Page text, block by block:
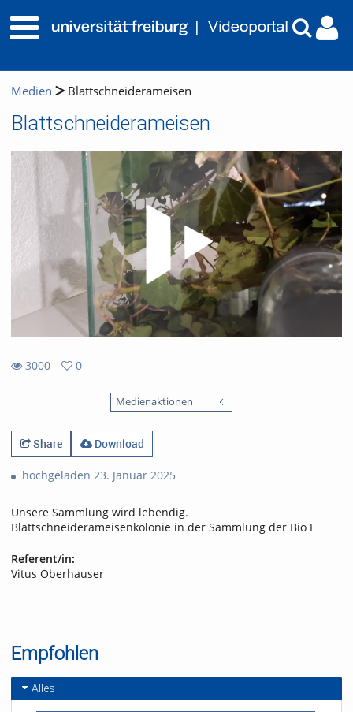
Medien Blattschneiderameisen
Blattschneiderameisen
3000
0
Medienaktionen
Share Download
hochgeladen 23. Januar 2025
Unsere Sammlung wird lebendig.
Blattschneiderameisenkolonie in der Sammlung der Bio I
Referent/in:
Vitus Oberhauser
Empfohlen
Alles